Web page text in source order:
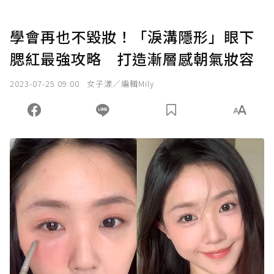
學會再也不毀妝！「淚溝隱形」眼下
腮紅最強攻略 打造漸層感朝氣妝容
2023-07-25 09:00 女子漾／編輯Mily